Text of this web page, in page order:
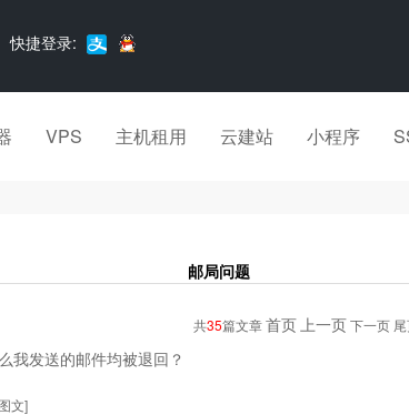
快捷登录:
VPS 主机租用 云建站 小程序
邮局问题
共35篇文章首页上一页下一页 尾
我发送的邮件均被退回？
文]